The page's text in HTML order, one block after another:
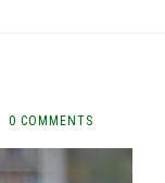
0 COMMENTS